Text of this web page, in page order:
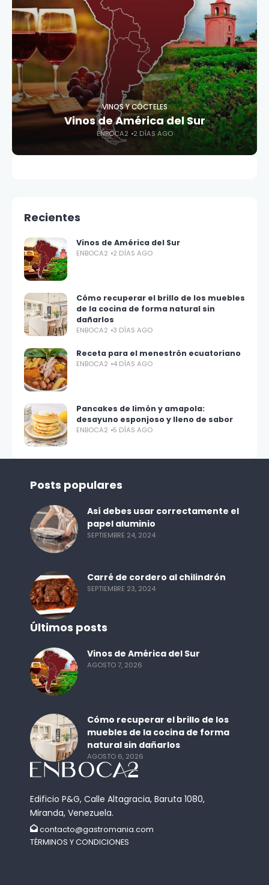
VINOS Y CÓCTELES
Vinos de América del Sur
ENBOCA2 2 DÍAS AGO
Recientes
Vinos de América del Sur
ENBOCA2 2 DÍAS AGO
Cómo recuperar el brillo de los muebles
de la cocina de forma natural sin
dañarlos
ENBOCA2 3 DÍAS AGO
Receta para el menestrón ecuatoriano
ENBOCA2 4 DÍAS AGO
Pancakes de limón y amapola:
desayuno esponjoso y lleno de sabor
ENBOCA2 5 DÍAS AGO
Edificio P&G, Calle Altagracia, Baruta 1080,
Miranda, Venezuela.
contacto@gastromania.com
TÉRMINOS Y CONDICIONES
Posts populares
Así debes usar correctamente el
papel aluminio
SEPTIEMBRE 24, 2024
Carré de cordero al chilindrón
SEPTIEMBRE 23, 2024
Últimos posts
Vinos de América del Sur
AGOSTO 7, 2026
Cómo recuperar el brillo de los
muebles de la cocina de forma
natural sin dañarlos
AGOSTO 6, 2026